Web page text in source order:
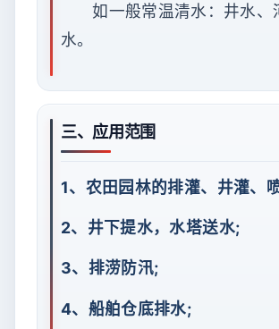
如一般常温清水：井水、
水。
三、应用范围
1、农田园林的排灌、井灌、
2、井下提水，水塔送水;
3、排涝防汛;
4、船舶仓底排水;